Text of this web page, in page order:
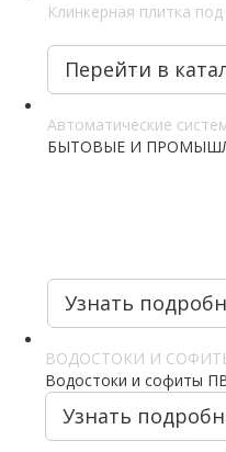
Клинкерная плитка
Перейти в
Автоматические
БЫТОВЫЕ И
Узнать
ВОДОСТОКИ И СОФИТЫ
Водостоки и софиты
Узнать